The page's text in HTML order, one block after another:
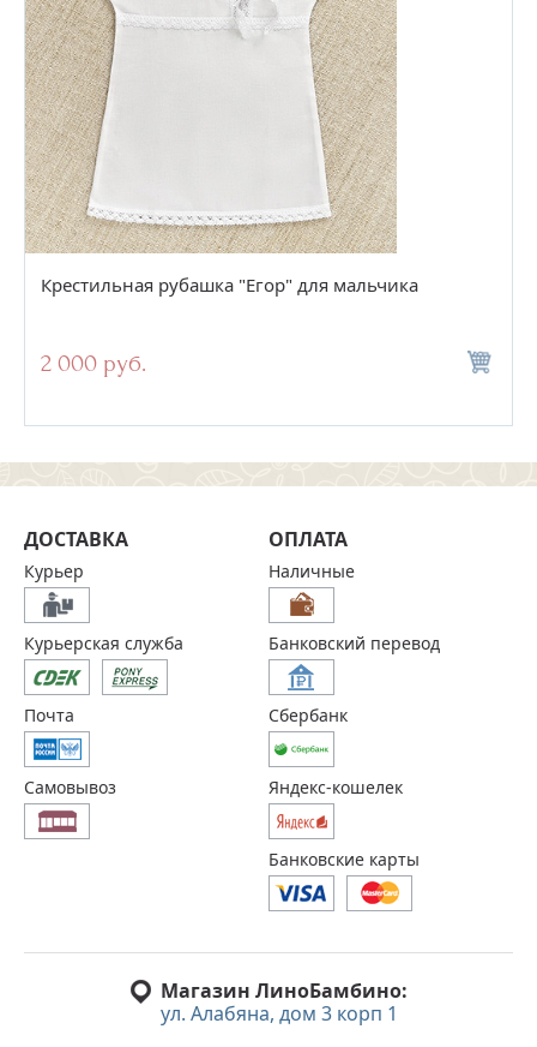
Крестильная рубашка "Егор" для мальчика
2 000 руб.
Магазин ЛиноБамбино:
ул. Алабяна, дом 3 корп 1
ДОСТАВКА
Курьер
Курьерская служба
Почта
Самовывоз
ОПЛАТА
Наличные
Банковский перевод
Сбербанк
Яндекс-кошелек
Банковские карты